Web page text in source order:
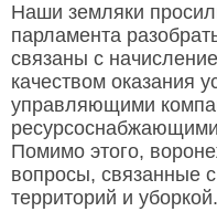
Наши земляки
парламента
связаны с
качеством оказания
управляющими
Помимо этого,
вопросы, связанные
территорий и уборкой.